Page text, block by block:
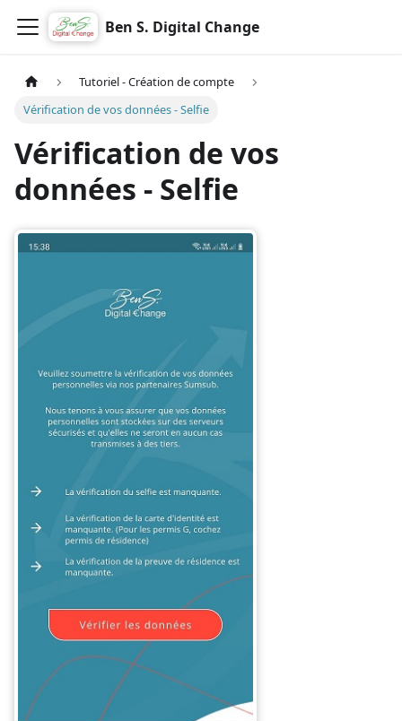
Ben S. Digital Change
Tutoriel - Création de compte
Vérification de vos données - Selfie
Vérification de vos
données - Selfie